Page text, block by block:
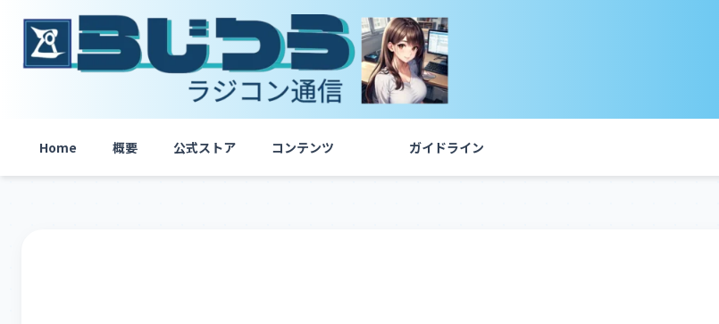
Home 概要 公式ストア コンテンツ ガイドライン